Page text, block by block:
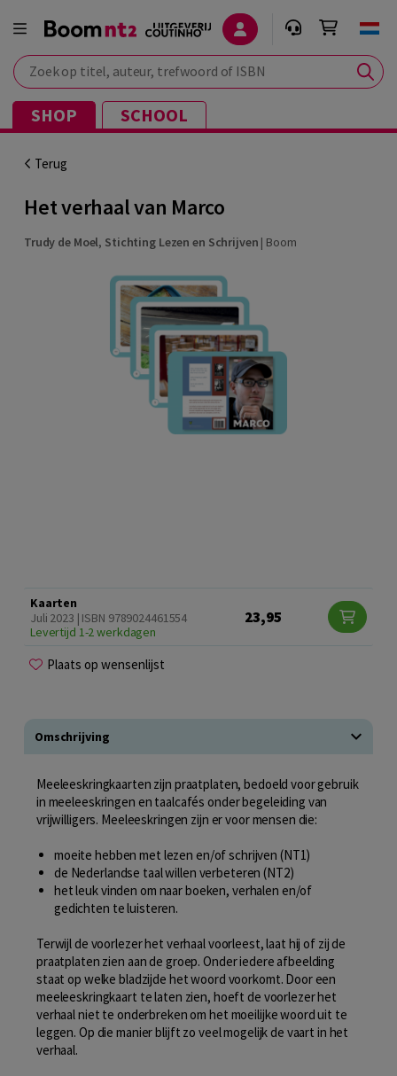
Zoek op titel, auteur, trefwoord of ISBN
SHOP SCHOOL
Terug
Het verhaal van Marco
Trudy de Moel, Stichting Lezen en Schrijven | Boom
Kaarten
Juli 2023 | ISBN 9789024461554
Levertijd 1-2 werkdagen
23,95
Plaats op wensenlijst
Omschrijving
Meeleeskringkaarten zijn praatplaten, bedoeld voor gebruik
in meeleeskringen en taalcafés onder begeleiding van
vrijwilligers. Meeleeskringen zijn er voor mensen die:
moeite hebben met lezen en/of schrijven (NT1)
de Nederlandse taal willen verbeteren (NT2)
het leuk vinden om naar boeken, verhalen en/of
gedichten te luisteren.
Terwijl de voorlezer het verhaal voorleest, laat hij of zij de
praatplaten zien aan de groep. Onder iedere afbeelding
staat op welke bladzijde het woord voorkomt. Door een
meeleeskringkaart te laten zien, hoeft de voorlezer het
verhaal niet te onderbreken om het moeilijke woord uit te
leggen. Op die manier blijft zo veel mogelijk de vaart in het
verhaal.